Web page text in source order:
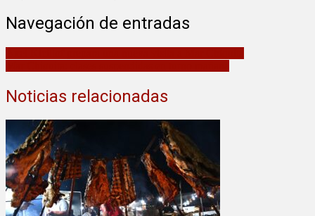
Navegación de entradas
Noticias relacionadas